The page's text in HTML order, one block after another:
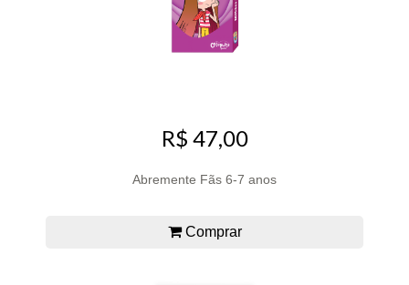
R$ 47,00
Abremente Fãs 6-7 anos
Comprar